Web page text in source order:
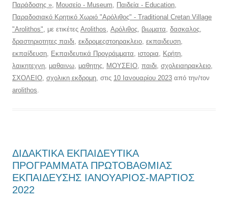
Παράδοσης »
Μουσείο - Museum Παιδεία - Education
Παραδοσιακό Κρητικό Χωριό "Αρόλιθος" - Traditional Cretan Village
"Arolithos" , με ετικέτες Arolithos Αρόλιθος βιωματα δασκαλος
δραστηριοτητες παιδι εκδρομεςστοηρακλειο εκπαιδευση
εκπαίδευση
Εκπαιδευτικά Προγράμματα ιστορια Κρήτη
λαικητεχνη μαθαινω μαθητης ΜΟΥΣΕΙΟ παιδι σχολειαηρακλειο
ΣΧΟΛΕΙΟ σχολικη εκδρομη , στις 10 Ιανουαρίου 2023 από την/τον
arolithos
ΔΙΔΑΚΤΙΚΑ ΕΚΠΑΙΔΕΥΤΙΚΑ
ΠΡΟΓΡΑΜΜΑΤΑ ΠΡΩΤΟΒΑΘΜΙΑΣ
ΕΚΠΑΙΔΕΥΣΗΣ ΙΑΝΟΥΑΡΙΟΣ-ΜΑΡΤΙΟΣ
2022